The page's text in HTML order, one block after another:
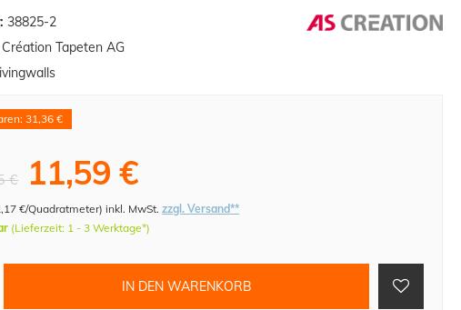
38825-2
Création Tapeten AG
31,36 €
€ 11,59 €
€/Quadratmeter)inkl. MwSt.zzgl. Versand**
(Lieferzeit: 1 - 3 Werktage*)
IN DEN WARENKORB